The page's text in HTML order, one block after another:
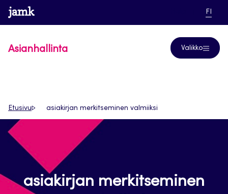
Siirry
suoraan
www.jamk.fi linkkiFI
Asianhallinta Valikko
Etusivu asiakirjan merkitseminen valmiiksi
asiakirjan merkitseminen